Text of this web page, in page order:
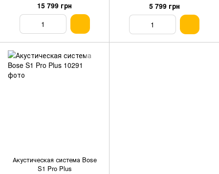
15 799 грн 5 799 грн
Акустическая система Bose
S1 Pro Plus